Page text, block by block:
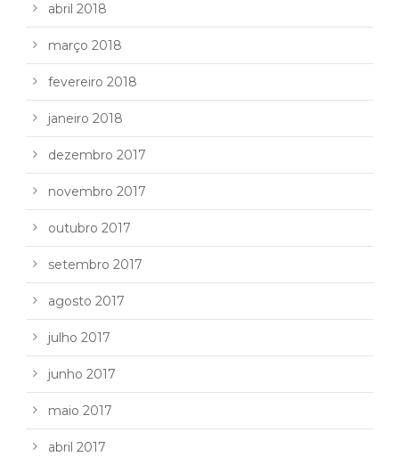
abril 2018
março 2018
fevereiro 2018
janeiro 2018
dezembro 2017
novembro 2017
outubro 2017
setembro 2017
agosto 2017
julho 2017
junho 2017
maio 2017
abril 2017